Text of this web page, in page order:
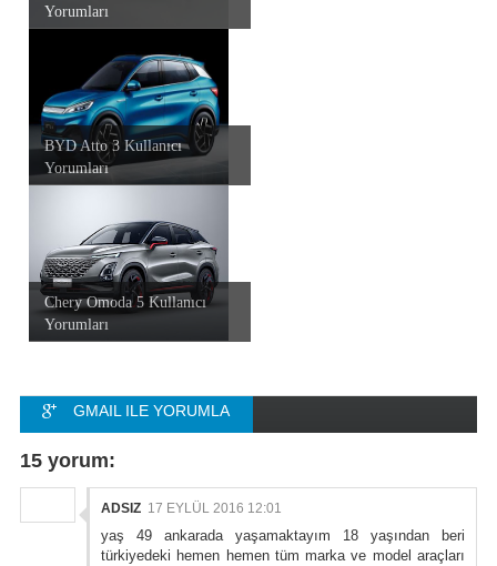
Yorumları
BYD Atto 3 Kullanıcı
Yorumları
Chery Omoda 5 Kullanıcı
Yorumları
GMAIL ILE YORUMLA
FACEBOOK ILE
15 yorum:
ADSIZ 17 EYLÜL 2016 12:01
yaş 49 ankarada yaşamaktayım 18 yaşından beri
türkiyedeki hemen hemen tüm marka ve model araçları